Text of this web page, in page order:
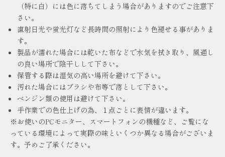
（特に白）には色に落ちてしまう場合がありますのでご注意下
さい。
直射日光や蛍光灯など長時間の照射により色褪せる事がありま
す。
製品が濡れた場合には乾いた布などで水気を拭き取り、風通し
の良い場所で陰干しして下さい。
保管する際は湿気の高い場所を避けて下さい。
汚れた場合にはブラシや布等で落として下さい。
ベンジン類の使用は避けて下さい。
手作業での色仕上げの為、１点ごとに表情が違います。
※お使いのPCモニター、スマートフォンの機種など、ご覧にな
っている環境によって実際の味といくつか異なる場合がございま
す。予めご了承ください。